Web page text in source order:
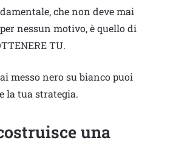
che non deve mai
nessun motivo, è quello di
TU.
messo nero su bianco puoi
la tua strategia.
una